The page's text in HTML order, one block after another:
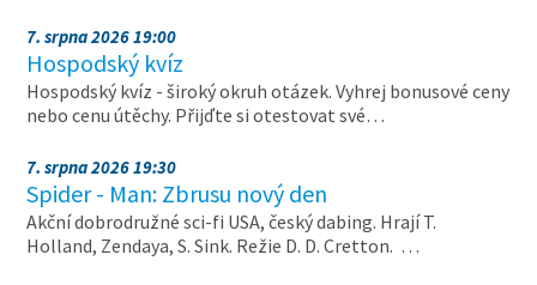
7. srpna 2026 19:00
Hospodský kvíz
Hospodský kvíz - široký okruh otázek. Vyhrej bonusové ceny
nebo cenu útěchy. Přijďte si otestovat své…
7. srpna 2026 19:30
Spider - Man: Zbrusu nový den
Akční dobrodružné sci-fi USA, český dabing. Hrají T.
Holland, Zendaya, S. Sink. Režie D. D. Cretton. …